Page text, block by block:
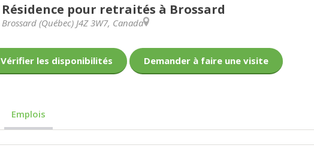
Résidence pour retraités à Brossard
Brossard (Québec) J4Z 3W7, Canada
Vérifier les disponibilités Demander à faire une visite
Emplois